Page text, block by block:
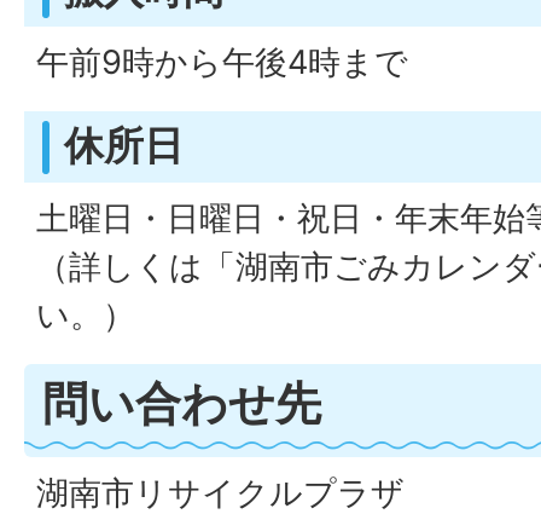
午前9時から午後4時まで
休所日
土曜日・日曜日・祝日・年末年始
（詳しくは「湖南市ごみカレン
い。）
問い合わせ先
湖南市リサイクルプラザ